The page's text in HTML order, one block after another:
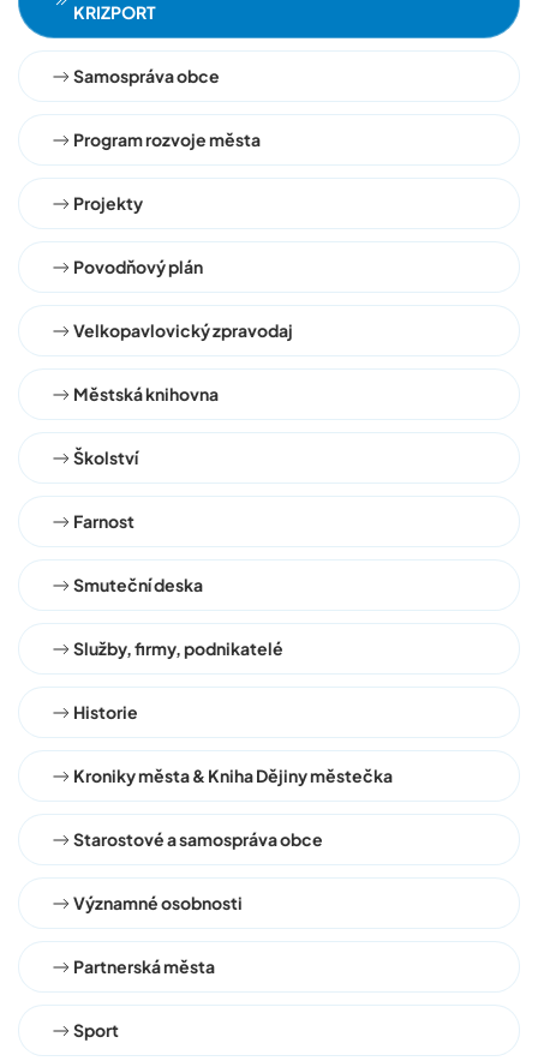
KRIZPORT
Samospráva obce
Program rozvoje města
Projekty
Povodňový plán
Velkopavlovický zpravodaj
Městská knihovna
Školství
Farnost
Smuteční deska
Služby, firmy, podnikatelé
Historie
Kroniky města & Kniha Dějiny městečka
Starostové a samospráva obce
Významné osobnosti
Partnerská města
Sport